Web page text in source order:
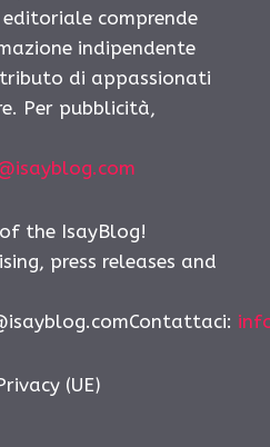
comprende
indipendente
di appassionati
Per pubblicità,
the IsayBlog!
press releases and
(UE)